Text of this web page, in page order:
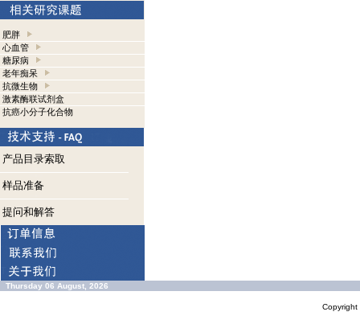
肥胖
心血管
糖尿病
老年痴呆
抗微生物
激素酶联试剂盒
抗癌小分子化合物
产品目录索取
样品准备
提问和解答
Thursday 06 August, 2026